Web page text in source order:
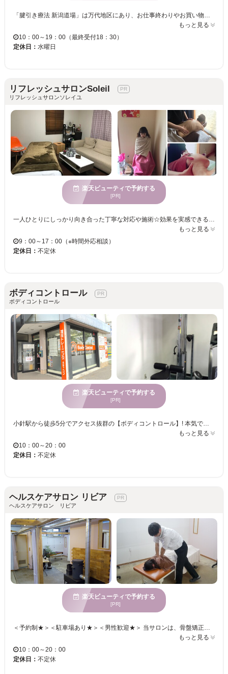
「腱引き療法 新潟道場」は万代地区にあり、お仕事終わりやお買い物のついでに気軽にご来店頂けます☆店内はゆったりリラックス出来る居心地の良い空間。日々の忙しさを忘れて癒しのひと時を過ごしませんか？ 幅広い年代の方にご利用頂いております☆お客様とのコミュニケーションを大切にしているので、身体のお悩みや要望など気軽に何でもご相談下さい！！一人ひとりに寄り添った丁寧なカウンセリングで身体の状態に適したメニューを提案致します◎初めてご来店の方も安心してお任せ下さい♪ 【肩こり改善コース】 肩こりや頭痛にお悩みの方に最適！肩の痛みは腰が原因の場合もあるため、腰の不調や、歪みなど自覚症状のない方にもオススメ◎凝りをほぐしてスッキリ＆リフレッシュ！
もっと見る
10：00～19：00（最終受付18：30）
定休日： 水曜日
リフレッシュサロンSoleil
リフレッシュサロンソレイユ
楽天ビューティで予約する
[PR]
一人ひとりにしっかり向き合った丁寧な対応や施術☆効果を実感できる確かな技術にきっとあなたも満足できる◎ リフレッシュサロンSoleilのオススメメニュー♪♪♪ 【アロマトリートメント】・【リフレクソロジー】は格別の気持ち良さ◎心身ともに癒される本格施術で日頃溜まった疲れもスッキリ♪妊娠中の体型の変化、ホルモンバランスの変化などで悩んでる女性の方は【マタニティアロマトリートメント】がオススメ♪お手頃価格で試してみる価値あり！ 完全個室のプライベートサロンなので、女性特有のデリケートなお悩みもまずはご相談ください！お客様のご来店をお待ちしております★
もっと見る
9：00～17：00（※時間外応相談）
定休日： 不定休
ボディコントロール
ボディコントロール
楽天ビューティで予約する
[PR]
小針駅から徒歩5分でアクセス抜群の【ボディコントロール】! 本気でしぼりたい！という方が選ぶ加圧トレーニングで理想体型へ導きます!! お客様に合った最短ルートでベストボディを目指せます!! 加圧トレーニングとは、腕や脚のつけ根を専用のベルトで締めつけ、血流量を適切に制限した状態で行うトレーニング法のことです。 これにより、筋肉はハードなトレーニングをしたときと同じような状態になり、成長ホルモンの分泌が促進され、筋肉やお肌にハリが期待できます♪ 様々なニーズに合わせたマシンも活用してあなたをサポート！ 女性・初心者にオススメの加圧ベルトをご用意しています☆ ぜひ【ボディコントロール】で、理想の体型を手に入れて下さい♪
もっと見る
10：00～20：00
定休日： 不定休
ヘルスケアサロン リビア
ヘルスケアサロン リビア
楽天ビューティで予約する
[PR]
＜予約制★＞＜駐車場あり★＞＜男性歓迎★＞ 当サロンは、骨盤矯正を含めた全身の関節の可動域をひろげる 施術を行い、ゆがみを改善します☆ 丁寧なカウンセリングでお悩みに合わせ、穏やかで優しいスタッフがマンツーマンで担当。 施術中の力加減や気になる部位など、その都度ご相談下さい。 薪ストーブのある店内◎心までほっこりします♪ からだの不調は我慢せず、気軽にご来店下さい♪ お待ちしております！
もっと見る
10：00～20：00
定休日： 不定休